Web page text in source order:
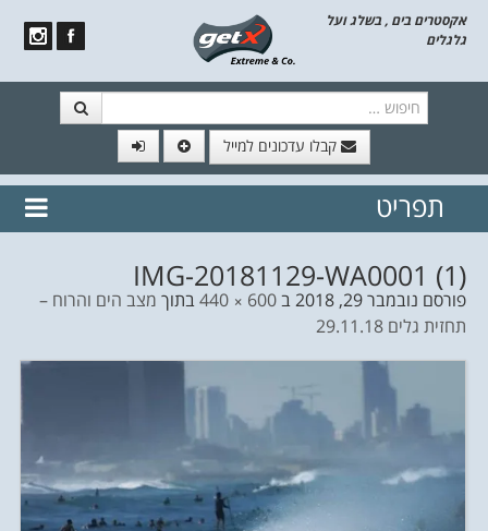
אקסטרים בים , בשלג ועל
גלגלים
קבלו עדכונים למייל
// הצטרף לרשימת תפוצה!
נשמח
תפריט
IMG-20181129-WA0001 (1)
פורסם נובמבר 29, 2018 ב600 × 440 בתוך מצב הים והרוח –
תחזית גלים 29.11.18